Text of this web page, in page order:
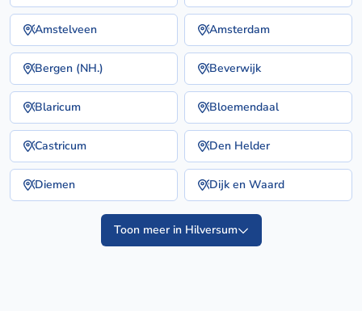
Amstelveen Amsterdam
Bergen (NH.) Beverwijk
Blaricum Bloemendaal
Castricum Den Helder
Diemen Dijk en Waard
Toon meer in Hilversum